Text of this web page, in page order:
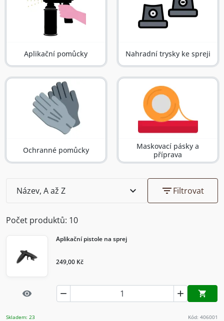
Aplikační pomůcky Nahradní trysky ke spreji
Ochranné pomůcky
Maskovací pásky a
příprava
Počet produktů: 10
Název, A až Z expand_more filter_listFiltrovat
visibility Rychlý náhled
Aplikační pistole na sprej
249,00 Kč
  
Přidat
Skladem: 23 Kód: 406001